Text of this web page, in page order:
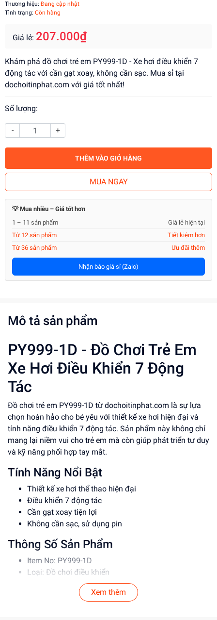
Thương hiệu: Đang cập nhật
Tình trạng: Còn hàng
Giá lẻ: 207.000₫
Khám phá đồ chơi trẻ em PY999-1D - Xe hơi điều khiển 7
động tác với cần gạt xoay, không cần sạc. Mua sỉ tại
dochoitinphat.com với giá tốt nhất!
Số lượng:
- +
THÊM VÀO GIỎ HÀNG
MUA NGAY
💡 Mua nhiều – Giá tốt hơn
1 – 11 sản phẩm
Giá lẻ hiện tại
Từ 12 sản phẩm
Tiết kiệm hơn
Từ 36 sản phẩm
Ưu đãi thêm
Nhận báo giá sỉ (Zalo)
Mô tả sản phẩm
PY999-1D - Đồ Chơi Trẻ Em
Xe Hơi Điều Khiển 7 Động
Tác
Đồ chơi trẻ em PY999-1D từ dochoitinphat.com là sự lựa
chọn hoàn hảo cho bé yêu với thiết kế xe hơi hiện đại và
tính năng điều khiển 7 động tác. Sản phẩm này không chỉ
mang lại niềm vui cho trẻ em mà còn giúp phát triển tư duy
và kỹ năng phối hợp tay mắt.
Tính Năng Nổi Bật
Thiết kế xe hơi thể thao hiện đại
Điều khiển 7 động tác
Cần gạt xoay tiện lợi
Không cần sạc, sử dụng pin
Thông Số Sản Phẩm
Item No: PY999-1D
Loại: Đồ chơi điều khiển
Chất liệu: Nhựa cao cấp
Độ tuổi phù hợp: 5-12 tuổi
Xem thêm